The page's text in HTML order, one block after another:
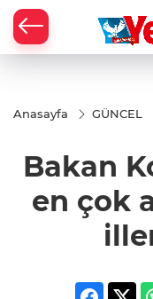
Anasayfa GÜNCEL
Bakan
en çok